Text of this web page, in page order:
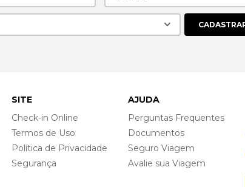
SITE
Check-in Online
Termos de Uso
Política de Privacidade
Segurança
AJUDA
Perguntas Frequentes
Documentos
Seguro Viagem
Avalie sua Viagem